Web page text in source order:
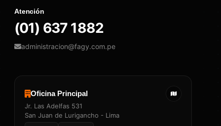
Atención
(01) 637 1882
administracion@fagy.com.pe
Oficina Principal
Jr. Las Adelfas 531
San Juan de Lurigancho - Lima